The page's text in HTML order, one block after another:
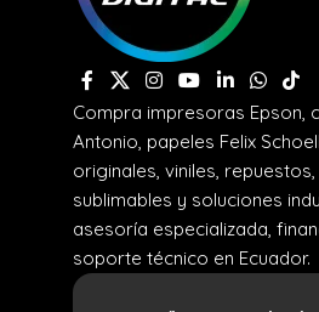
Compra impresoras Epson,
Antonio, papeles Felix
originales, viniles,
sublimables y soluciones
asesoría especializada,
soporte técnico en Ecuador.